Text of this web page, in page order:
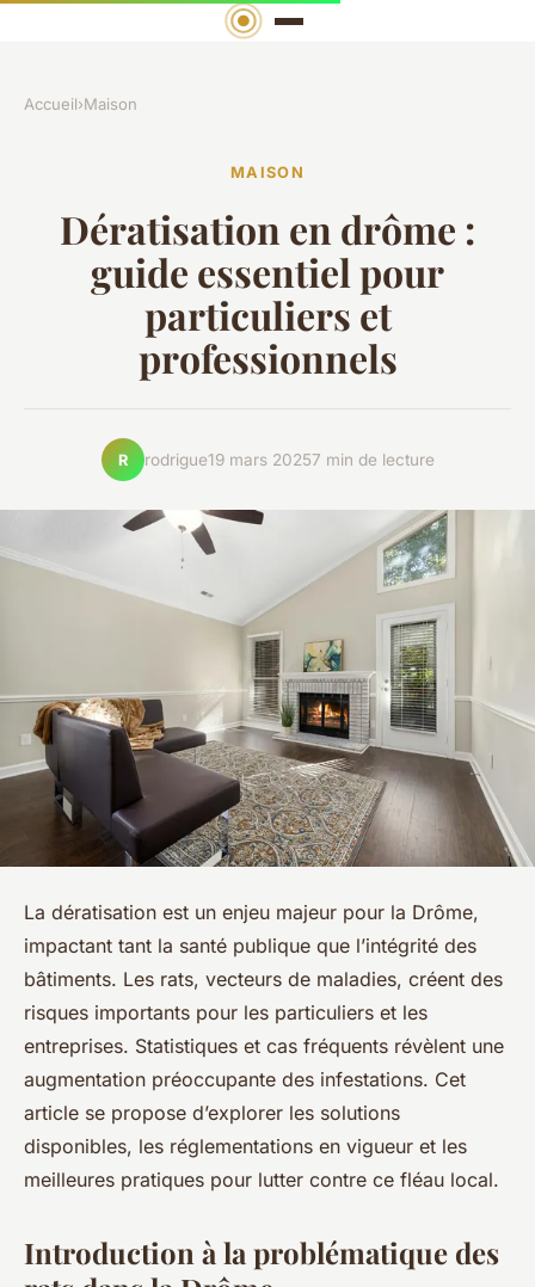
Accueil›Maison
MAISON
Dératisation en drôme :
guide essentiel pour
particuliers et
professionnels
R rodrigue19 mars 20257 min de lecture
La dératisation est un enjeu majeur pour la Drôme,
impactant tant la santé publique que l’intégrité des
bâtiments. Les rats, vecteurs de maladies, créent des
risques importants pour les particuliers et les
entreprises. Statistiques et cas fréquents révèlent une
augmentation préoccupante des infestations. Cet
article se propose d’explorer les solutions
disponibles, les réglementations en vigueur et les
meilleures pratiques pour lutter contre ce fléau local.
Introduction à la problématique des